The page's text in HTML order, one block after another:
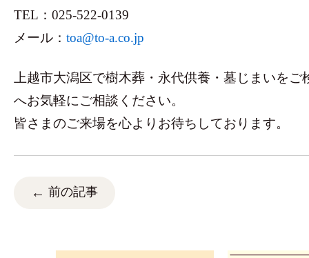
TEL：025-522-0139
メール： toa@to-a.co.jp
上越市大潟区で樹木葬・永代供養・墓じまいを
へお気軽にご相談ください。
皆さまのご来場を心よりお待ちしております。
← 前の記事